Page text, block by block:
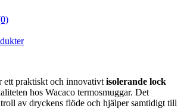
ett praktiskt och innovativt isolerande lock
hos Wacaco termosmuggar. Det
av dryckens flöde och hjälper samtidigt till